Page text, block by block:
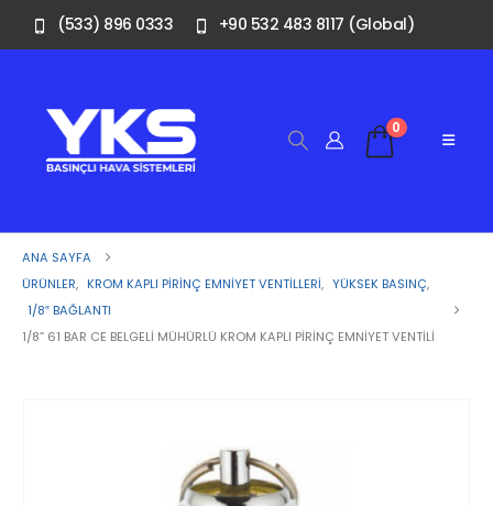
(533) 896 0333 +90 532 483 8117 (Global)
0
ANA SAYFA
ÜRÜNLER, KROM KAPLI PIRINÇ EMNIYET VENTILLERI, YÜKSEK BASINÇ,
1/8″ BAĞLANTI
1/8” 61 BAR CE BELGELI MÜHÜRLÜ KROM KAPLI PIRINÇ EMNIYET VENTILI